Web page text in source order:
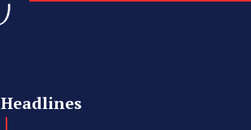
Headlines